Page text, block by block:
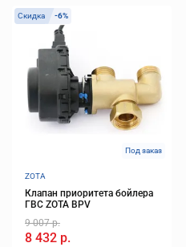
Скидка -6%
Под заказ
ZOTA
Клапан приоритета бойлера
ГВС ZOTA BPV
9 007 р.
8 432 р.